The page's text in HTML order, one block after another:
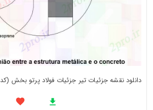
دانلود نقشه جزئیات تیر جزئیات فولاد پرتو بخش (کد54533)